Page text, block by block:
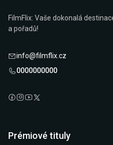
FilmFlix: Vaše dokonalá
a pořadů!
info@filmflix.cz
0000000000
Prémiové tituly